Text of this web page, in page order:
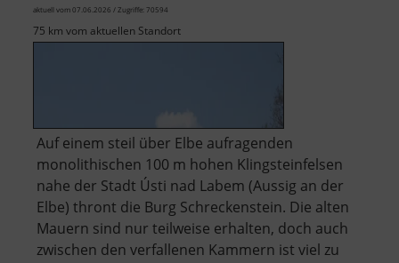
aktuell vom 07.06.2026 / Zugriffe: 70594
75 km vom aktuellen Standort
Auf einem steil über Elbe aufragenden
monolithischen 100 m hohen Klingsteinfelsen
nahe der Stadt Ústi nad Labem (Aussig an der
Elbe) thront die Burg Schreckenstein. Die alten
Mauern sind nur teilweise erhalten, doch auch
zwischen den verfallenen Kammern ist viel zu